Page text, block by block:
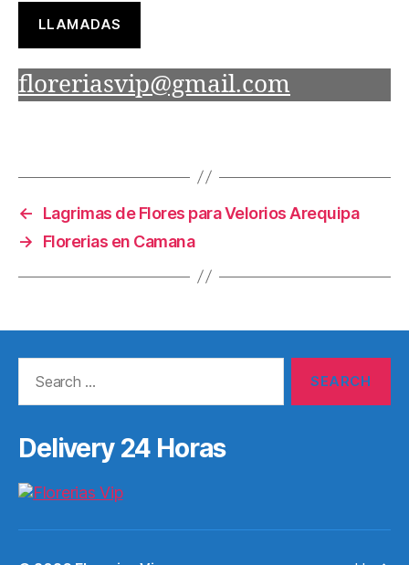
LLAMADAS
floreriasvip@gmail.com
←
Lagrimas de Flores para Velorios Arequipa
→
Florerias en Camana
Delivery 24 Horas